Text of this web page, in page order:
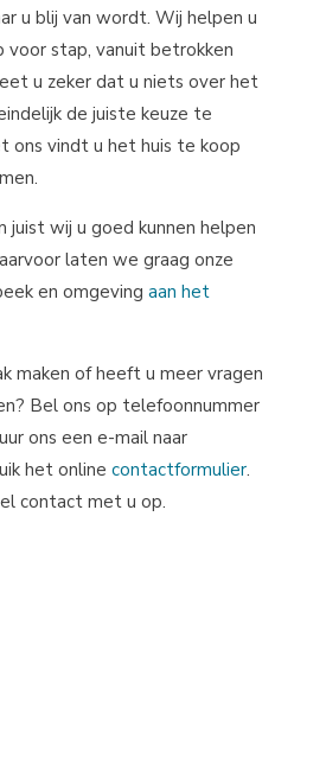
u blij van wordt. Wij helpen u
voor stap, vanuit betrokken
u zeker dat u niets over het
de juiste keuze te
ons vindt u het huis te koop
juist wij u goed kunnen helpen
laten we graag onze
en omgeving aan het
maken of heeft u meer vragen
Bel ons op telefoonnummer
ons een e-mail naar
het online contactformulier.
contact met u op.